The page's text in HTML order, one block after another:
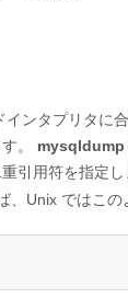
ンタプリタに
。 mysqldump
引用符を指定
Unix ではこの